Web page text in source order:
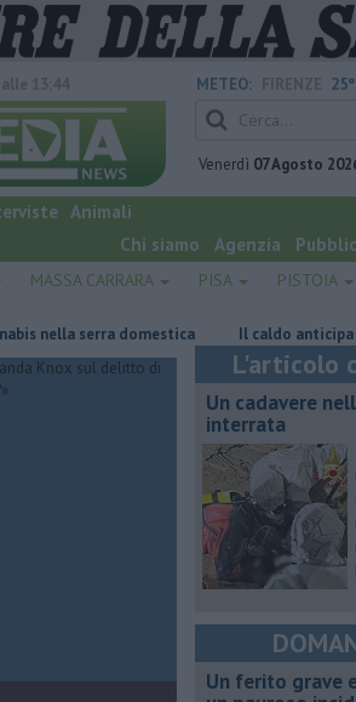
METEO: 25°
Venerdì 07 Agosto
Animali
Chi siamo
Agenzia
MASSA CARRARA PISA PISTOIA
serra domestica Il caldo anticipa la
L'articolo
Un cadavere
interrata
Un ferito grave